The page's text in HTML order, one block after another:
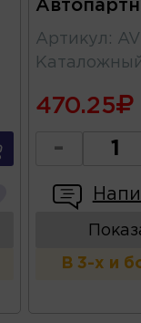
Артикул :
470.25
-
В 3-х и